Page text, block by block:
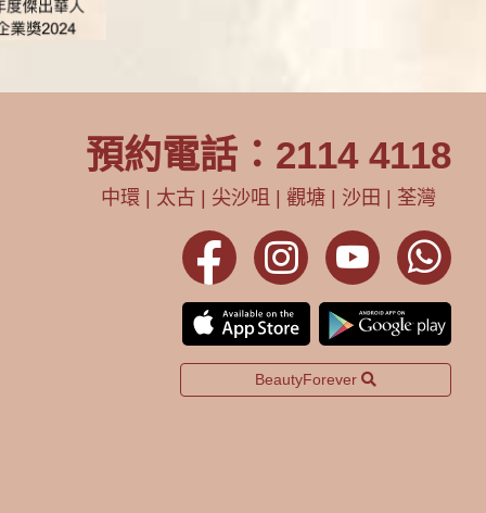
預約電話：2114 4118
中環 | 太古 | 尖沙咀 | 觀塘 | 沙田 | 荃灣
BeautyForever